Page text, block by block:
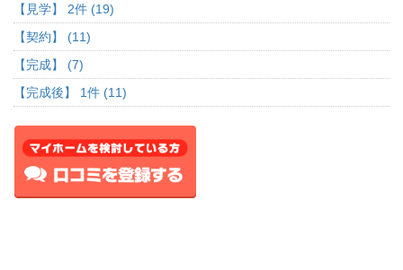
【見学】 2件 (19)
【契約】 (11)
【完成】 (7)
【完成後】 1件 (11)